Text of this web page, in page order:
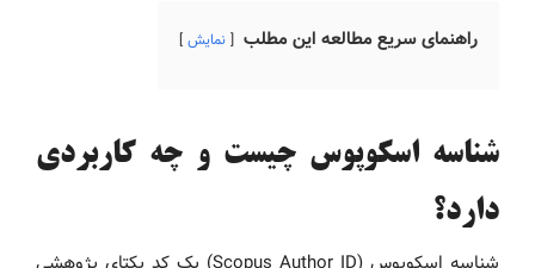
راهنمای سریع مطالعه این مطلب نمایش
شناسه اسکوپوس چیست و چه کاربردی
دارد؟